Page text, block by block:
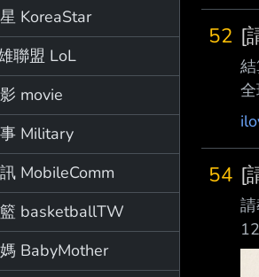
KoreaStar
聯盟 LoL
movie
Military
MobileComm
basketballTW
BabyMother
52 [
54 [